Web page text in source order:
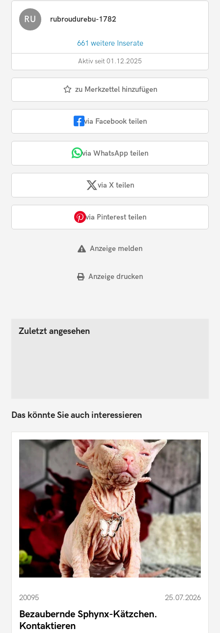
RU rubroudurebu-1782
661 weitere Inserate
Aktiv seit 01.12.2025
zu Merkzettel hinzufügen
via Facebook teilen
via WhatsApp teilen
via X teilen
via Pinterest teilen
Anzeige melden
Anzeige drucken
Zuletzt angesehen
Das könnte Sie auch interessieren
20095 25.07.2026
Bezaubernde Sphynx-Kätzchen.
Kontaktieren